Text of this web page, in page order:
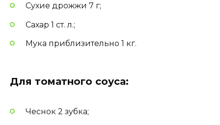
Сухие дрожжи 7 г;
Сахар 1 ст. л.;
Мука приблизительно 1 кг.
Для томатного соуса:
Чеснок 2 зубка;